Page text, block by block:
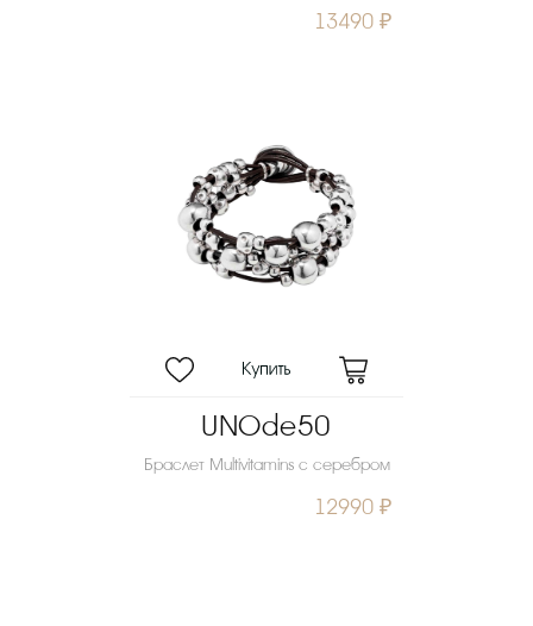
13490 ₽
UNOde50
Браслет Multivitamins с серебром
12990 ₽